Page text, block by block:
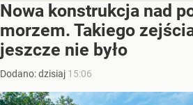
Nowa konstrukcja nad
morzem. Takiego
jeszcze nie było
Dodano:dzisiaj 15:06